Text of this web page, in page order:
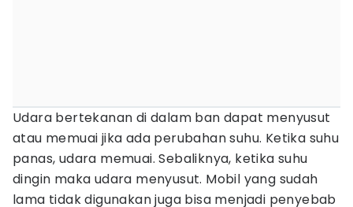
Udara bertekanan di dalam ban dapat menyusut
atau memuai jika ada perubahan suhu. Ketika suhu
panas, udara memuai. Sebaliknya, ketika suhu
dingin maka udara menyusut. Mobil yang sudah
lama tidak digunakan juga bisa menjadi penyebab